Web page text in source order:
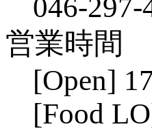
046-297-
営業時間
[Open]
[Food